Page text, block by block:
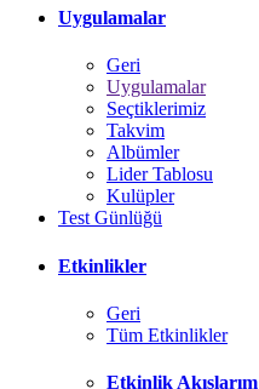
Uygulamalar
Geri
Uygulamalar
Seçtiklerimiz
Takvim
Albümler
Lider Tablosu
Kulüpler
Test Günlüğü
Etkinlikler
Geri
Tüm Etkinlikler
Etkinlik Akışlarım